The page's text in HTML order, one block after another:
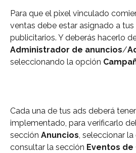
Para que el pixel vinculado
ventas debe estar asignado a tus
publicitarios. Y deberás hacerlo
Administrador de anuncios/
seleccionando la opción
Cada una de tus ads deberá
implementado, para verificarlo
sección Anuncios, seleccionar la
consultar la sección Eventos de